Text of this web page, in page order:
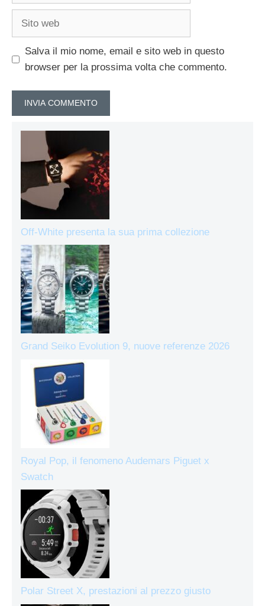
Sito
Salva il mio nome, email e sito web in questo
browser per la prossima volta che commento.
Off-White presenta la sua prima collezione
Grand Seiko Evolution 9, nuove referenze 2026
Royal Pop, il fenomeno Audemars Piguet x
Swatch
Polar Street X, prestazioni al prezzo giusto